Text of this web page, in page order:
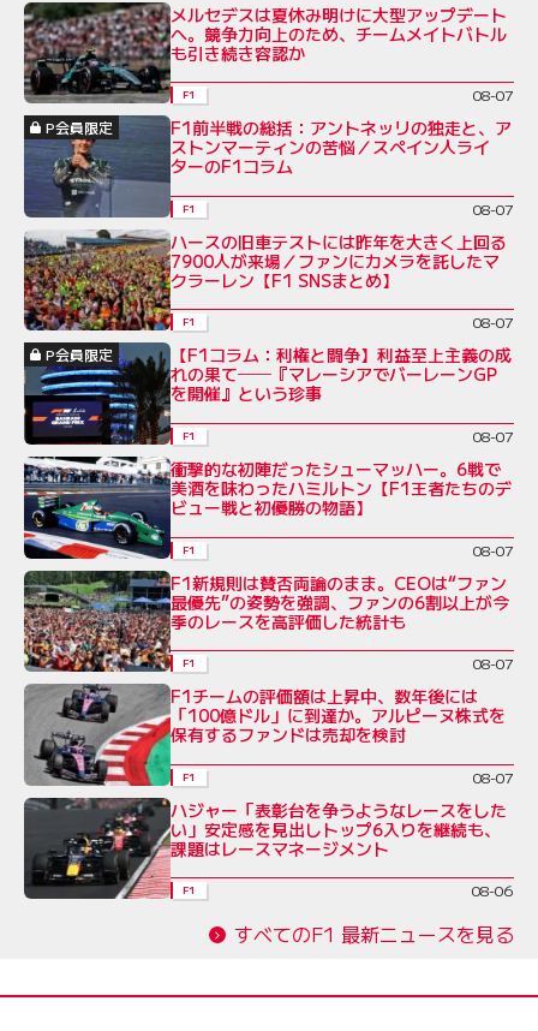
メルセデスは夏休み明けに大型アップデート
へ。競争力向上のため、チームメイトバトル
も引き続き容認か
F1
08-07
P会員限定
F1前半戦の総括：アントネッリの独走と、ア
ストンマーティンの苦悩／スペイン人ライ
ターのF1コラム
F1 08-07
ハースの旧車テストには昨年を大きく上回る
7900人が来場／ファンにカメラを託したマ
クラーレン【F1 SNSまとめ】
F1
08-07
P会員限定
【F1コラム：利権と闘争】利益至上主義の成
れの果て──『マレーシアでバーレーンGP
を開催』という珍事
F1 08-07
衝撃的な初陣だったシューマッハー。6戦で
美酒を味わったハミルトン【F1王者たちのデ
ビュー戦と初優勝の物語】
F1 08-07
F1新規則は賛否両論のまま。CEOは“ファン
最優先”の姿勢を強調、ファンの6割以上が今
季のレースを高評価した統計も
F1 08-07
F1チームの評価額は上昇中、数年後には
「100億ドル」に到達か。アルピーヌ株式を
保有するファンドは売却を検討
F1 08-07
ハジャー「表彰台を争うようなレースをした
い」安定感を見出しトップ6入りを継続も、
課題はレースマネージメント
F1 08-06
すべてのF1 最新ニュースを見る